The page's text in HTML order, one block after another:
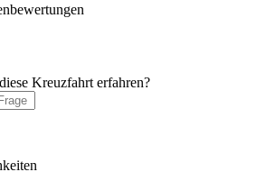
Kreuzfahrt erfahren?